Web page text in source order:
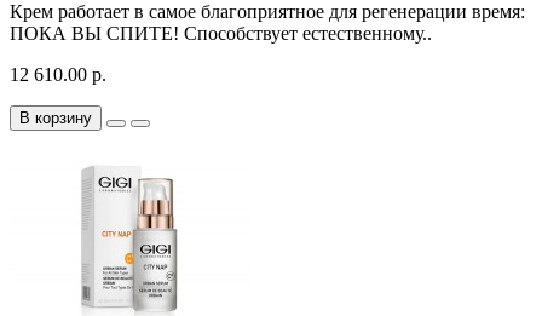
Крем работает в самое благоприятное для регенерации время:
ПОКА ВЫ СПИТЕ! Способствует естественному..
12 610.00 р.
В корзину